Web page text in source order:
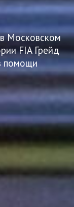
Московском
FIA Грейд
помощи